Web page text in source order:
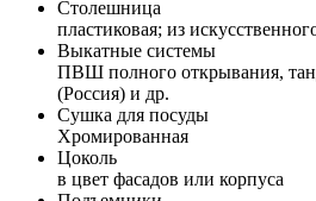
Столешница
пластиковая; из
Выкатные системы
ПВШ полного открывания,
(Россия) и др.
Сушка для посуды
Хромированная
Цоколь
в цвет фасадов или корпуса